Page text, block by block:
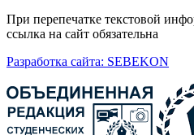
При перепечатке текстовой
ссылка на сайт обязательна
Разработка сайта: SEBEKON